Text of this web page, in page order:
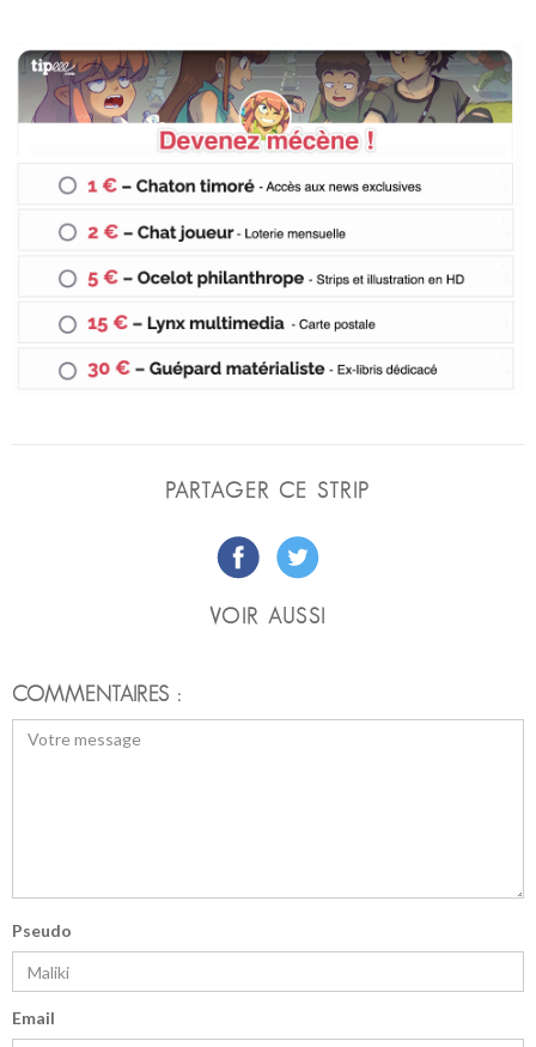
PARTAGER CE STRIP
VOIR AUSSI
COMMENTAIRES :
Pseudo
Email